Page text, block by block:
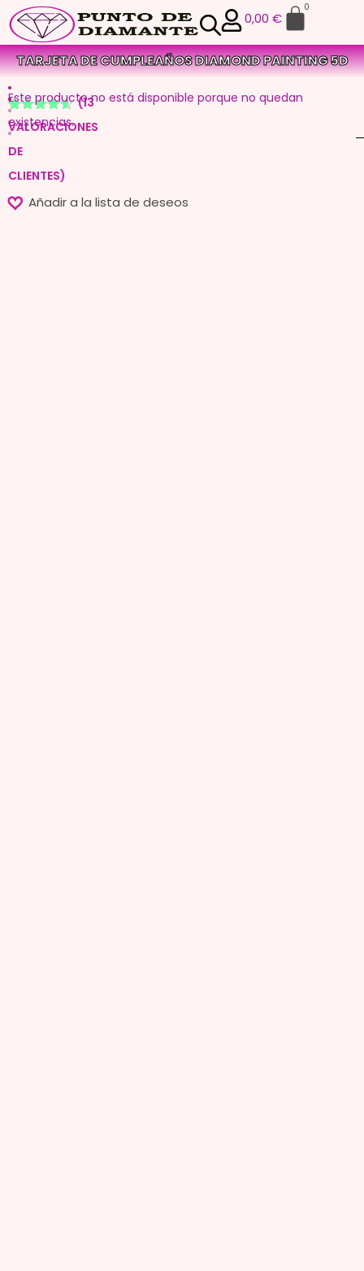
0,00 €
0
TARJETA DE CUMPLEAÑOS DIAMOND PAINTING 5D
Valorado
con4.58
de 5 en
base a
12
valoraciones
de
clientes
(13
VALORACIONES
DE
CLIENTES)
Este producto no está disponible porque no quedan
existencias.